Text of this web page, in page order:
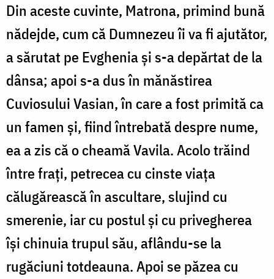
Din aceste cuvinte, Matrona, primind bună
nădejde, cum că Dumnezeu îi va fi ajutător,
a sărutat pe Evghenia și s-a depărtat de la
dânsa; apoi s-a dus în mănăstirea
Cuviosului Vasian, în care a fost primită ca
un famen și, fiind întrebată despre nume,
ea a zis că o cheamă Vavila. Acolo trăind
între frați, petrecea cu cinste viața
călugărească în ascultare, slujind cu
smerenie, iar cu postul și cu privegherea
își chinuia trupul său, aflându-se la
rugăciuni totdeauna. Apoi se păzea cu